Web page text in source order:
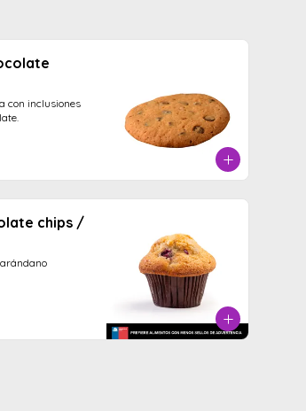
con inclusiones
chips /